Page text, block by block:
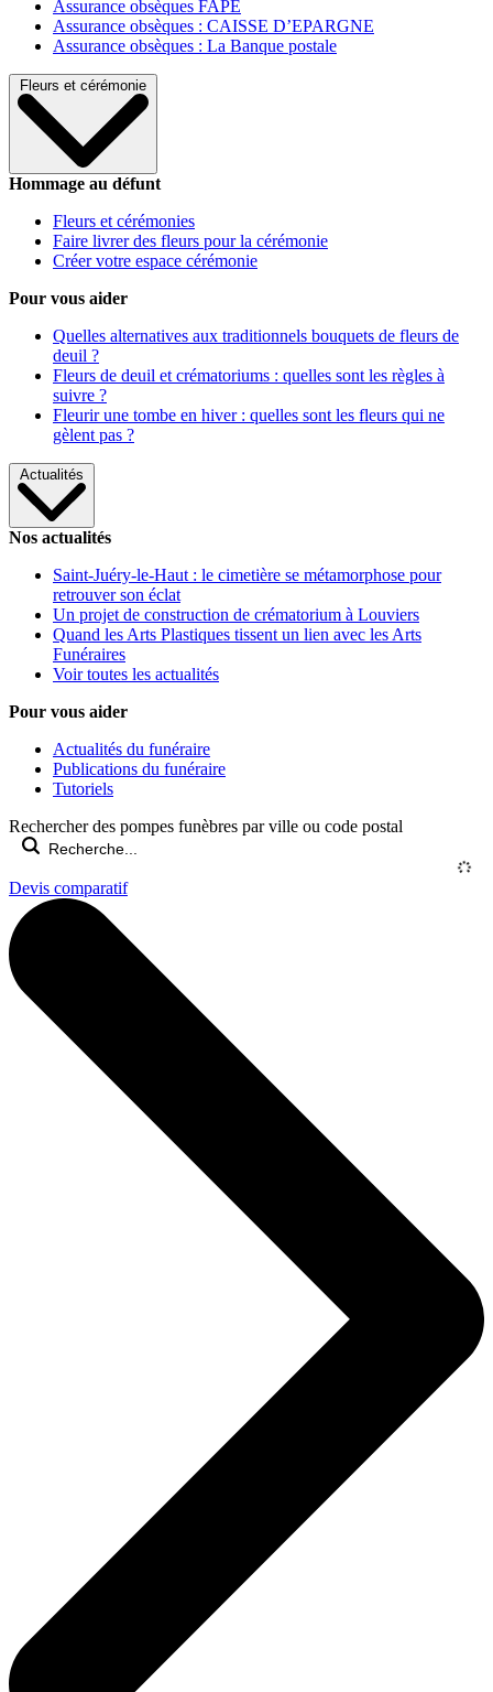
Assurance obsèques FAPE
Assurance obsèques : CAISSE D’EPARGNE
Assurance obsèques : La Banque postale
Fleurs et cérémonie
Hommage au défunt
Fleurs et cérémonies
Faire livrer des fleurs pour la cérémonie
Créer votre espace cérémonie
Pour vous aider
Quelles alternatives aux traditionnels bouquets de fleurs de
deuil ?
Fleurs de deuil et crématoriums : quelles sont les règles à
suivre ?
Fleurir une tombe en hiver : quelles sont les fleurs qui ne
gèlent pas ?
Actualités
Nos actualités
Saint-Juéry-le-Haut : le cimetière se métamorphose pour
retrouver son éclat
Un projet de construction de crématorium à Louviers
Quand les Arts Plastiques tissent un lien avec les Arts
Funéraires
Voir toutes les actualités
Pour vous aider
Actualités du funéraire
Publications du funéraire
Tutoriels
Rechercher des pompes funèbres par ville ou code postal
Devis comparatif